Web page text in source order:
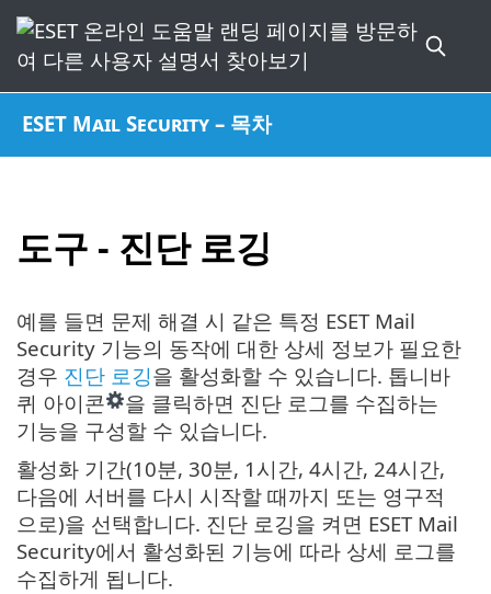
ESET Mail Security – 목차
도구 - 진단 로깅
예를 들면 문제 해결 시 같은 특정 ESET Mail
Security 기능의 동작에 대한 상세 정보가 필요한
경우 진단 로깅을 활성화할 수 있습니다. 톱니바
퀴 아이콘
을 클릭하면 진단 로그를 수집하는
기능을 구성할 수 있습니다.
활성화 기간(10분, 30분, 1시간, 4시간, 24시간,
다음에 서버를 다시 시작할 때까지 또는 영구적
으로)을 선택합니다. 진단 로깅을 켜면 ESET Mail
Security에서 활성화된 기능에 따라 상세 로그를
수집하게 됩니다.